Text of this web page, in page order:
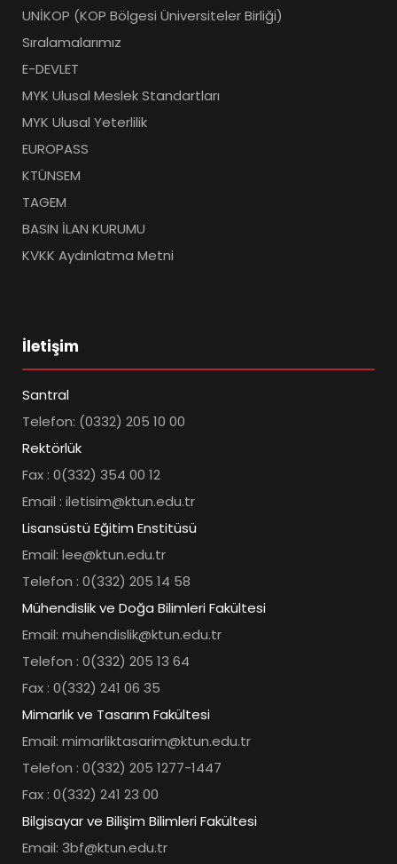
UNİKOP (KOP Bölgesi Üniversiteler Birliği)
Sıralamalarımız
E-DEVLET
MYK Ulusal Meslek Standartları
MYK Ulusal Yeterlilik
EUROPASS
KTÜNSEM
TAGEM
BASIN İLAN KURUMU
KVKK Aydınlatma Metni
İletişim
Santral
Telefon: (0332) 205 10 00
Rektörlük
Fax : 0(332) 354 00 12
Email : iletisim@ktun.edu.tr
Lisansüstü Eğitim Enstitüsü
Email: lee@ktun.edu.tr
Telefon : 0(332) 205 14 58
Mühendislik ve Doğa Bilimleri Fakültesi
Email: muhendislik@ktun.edu.tr
Telefon : 0(332) 205 13 64
Fax : 0(332) 241 06 35
Mimarlık ve Tasarım Fakültesi
Email: mimarliktasarim@ktun.edu.tr
Telefon : 0(332) 205 1277-1447
Fax : 0(332) 241 23 00
Bilgisayar ve Bilişim Bilimleri Fakültesi
Email: 3bf@ktun.edu.tr